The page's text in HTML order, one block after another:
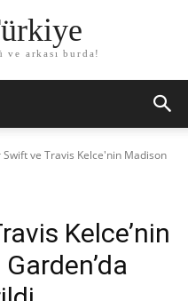
ve arkası burda!
Swift ve Travis Kelce'nin Madison
Kelce’nin